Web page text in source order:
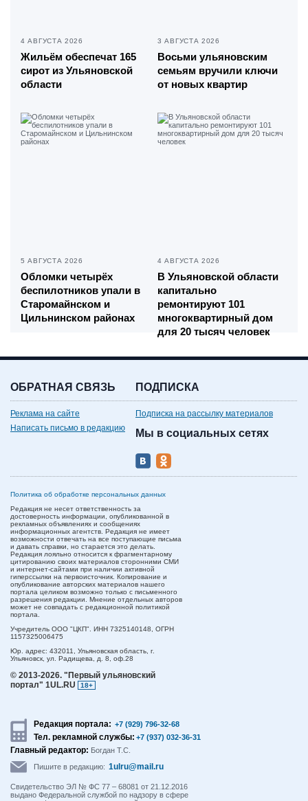
4 АВГУСТА 2026
Жильём обеспечат 165
сирот из Ульяновской
области
3 АВГУСТА 2026
Восьми ульяновским
семьям вручили ключи
от новых квартир
5 АВГУСТА 2026
Обломки четырёх
беспилотников упали в
Старомайнском и
Цильнинском районах
4 АВГУСТА 2026
В Ульяновской области
капитально
ремонтируют 101
многоквартирный дом
для 20 тысяч человек
ОБРАТНАЯ СВЯЗЬ
Реклама на сайте
Написать письмо в редакцию
ПОДПИСКА
Подписка на рассылку материалов
Мы в социальных сетях
Политика об обработке персональных данных
Редакция не несет ответственность за
достоверность информации, опубликованной в
рекламных объявлениях и сообщениях
информационных агентств. Редакция не имеет
возможности отвечать на все поступающие письма
и давать справки, но старается это делать.
Редакция лояльно относится к фрагментарному
цитированию своих материалов сторонними СМИ
и интернет-сайтами при наличии активной
гиперссылки на первоисточник. Копирование и
опубликование авторских материалов нашего
портала целиком возможно только с письменного
разрешения редакции. Мнение отдельных авторов
может не совпадать с редакционной политикой
портала.
Учредитель ООО "ЦКП". ИНН 7325140148, ОГРН
1157325006475
Юр. адрес: 432011, Ульяновская область, г.
Ульяновск, ул. Радищева, д. 8, оф.28
© 2013-2026. "Первый ульяновский
портал" 1UL.RU
18+
Редакция портала: +7 (929) 796-32-68
Тел. рекламной службы: +7 (937) 032-36-31
Главный редактор: Богдан Т.С.
Пишите в редакцию: 1ulru@mail.ru
Свидетельство ЭЛ № ФС 77 – 68081 от 21.12.2016
выдано Федеральной службой по надзору в сфере